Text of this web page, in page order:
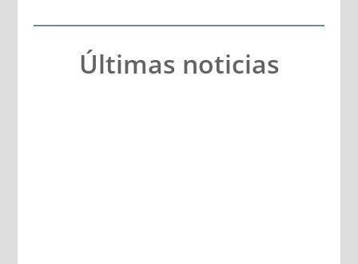
Últimas noticias